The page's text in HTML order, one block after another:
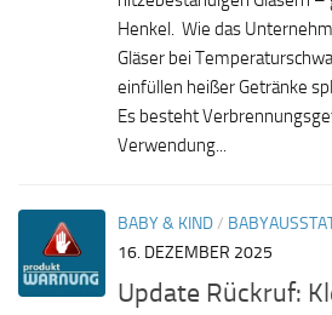
Henkel. Wie das
Gläser bei
einfüllen heißer Getränke
Es besteht
Verwendung...
BABY & KIND/
16. DEZEMBER 2025
Update Rückruf: